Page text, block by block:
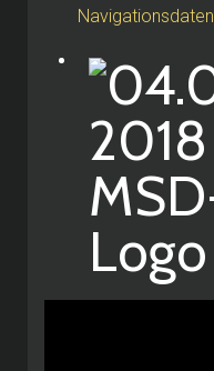
Navigationsdaten